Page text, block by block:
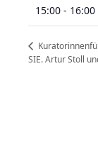
15:00 - 16:00
SIE. Artur Stoll